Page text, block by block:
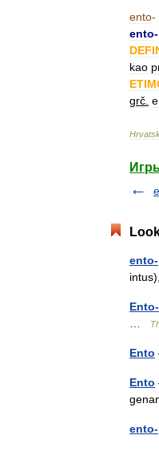
ento-
ento-
kao
grč
ento-
Ento-
Ento
Ento
ento-